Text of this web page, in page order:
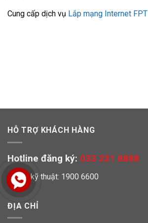
Cung cấp dịch vụ Lắp mạng Internet FPT
HỖ TRỢ KHÁCH HÀNG
Hotline đăng ký: 033 231 8888
Hỗ trợ kỹ thuật: 1900 6600
ĐỊA CHỈ